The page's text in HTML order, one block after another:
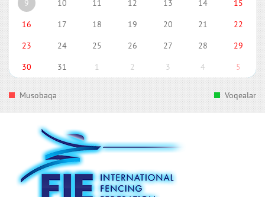
9
10 11 12 13 14
15
16
17 18 19 20 21
22
23
24 25 26 27 28
29
30
31 1 2 3 4 5
Musobaqa Voqealar